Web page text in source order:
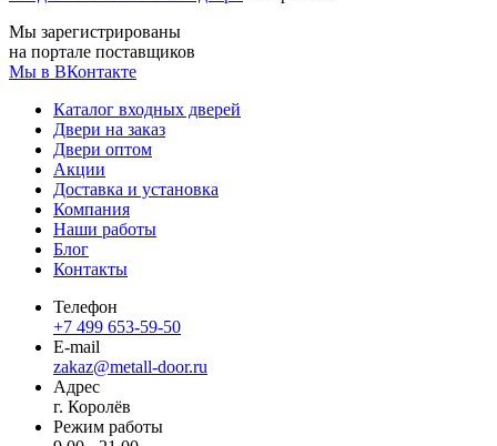
Мы зарегистрированы
на портале поставщиков
Мы в ВКонтакте
Каталог входных дверей
Двери на заказ
Двери оптом
Акции
Доставка и установка
Компания
Наши работы
Блог
Контакты
Телефон
+7 499 653-59-50
E-mail
zakaz@metall-door.ru
Адрес
г. Королёв
Режим работы